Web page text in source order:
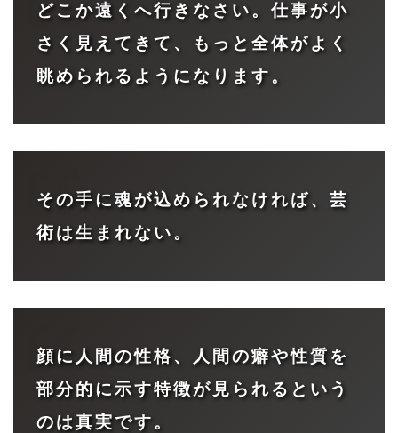
どこか遠くへ行きなさい。仕事が小
さく見えてきて、もっと全体がよく
眺められるようになります。
その手に魂が込められなければ、芸
術は生まれない。
顔に人間の性格、人間の癖や性質を
部分的に示す特徴が見られるという
のは真実です。